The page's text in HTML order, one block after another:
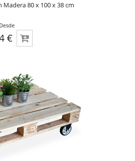
Madera 80 x 100 x 38 cm
Desde
€